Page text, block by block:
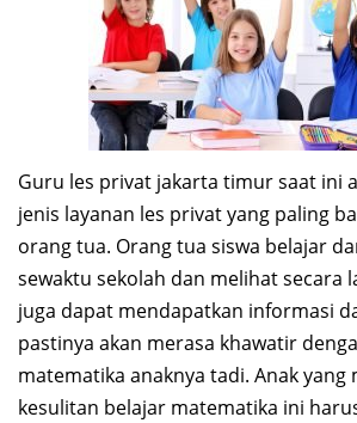
Guru les privat jakarta timur saat ini
jenis layanan les privat yang paling
orang tua. Orang tua siswa belajar
sewaktu sekolah dan melihat secara
juga dapat mendapatkan informasi
pastinya akan merasa khawatir
matematika anaknya tadi. Anak yang
kesulitan belajar matematika ini